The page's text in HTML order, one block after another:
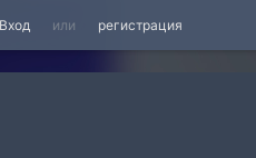
Вход или регистрация